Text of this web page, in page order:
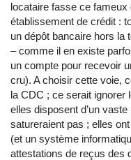
locataire fasse ce fameux
établissement de crédit :
un dépôt bancaire hors la
– comme il en existe
un compte pour recevoir
cru). A choisir cette voie,
la CDC ; ce serait ignorer
elles disposent d’un
satureraient pas ; elles
(et un système
attestations de reçus des